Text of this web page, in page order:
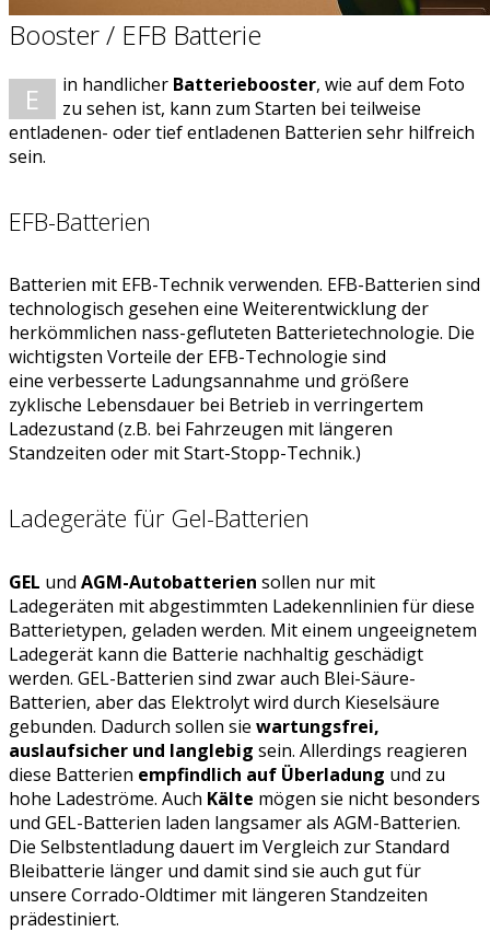
Booster / EFB Batterie
E
in handlicher Batteriebooster, wie auf dem Foto
zu sehen ist, kann zum Starten bei teilweise
entladenen- oder tief entladenen Batterien sehr hilfreich
sein.
EFB-Batterien
Batterien mit EFB-Technik verwenden. EFB-Batterien sind
technologisch gesehen eine Weiterentwicklung der
herkömmlichen nass-gefluteten Batterietechnologie. Die
wichtigsten Vorteile der EFB-Technologie sind
eine verbesserte Ladungsannahme und größere
zyklische Lebensdauer bei Betrieb in verringertem
Ladezustand (z.B. bei Fahrzeugen mit längeren
Standzeiten oder mit Start-Stopp-Technik.)
Ladegeräte für Gel-Batterien
GEL und AGM-Autobatterien sollen nur mit
Ladegeräten mit abgestimmten Ladekennlinien für diese
Batterietypen, geladen werden. Mit einem ungeeignetem
Ladegerät kann die Batterie nachhaltig geschädigt
werden. GEL-Batterien sind zwar auch Blei-Säure-
Batterien, aber das Elektrolyt wird durch Kieselsäure
gebunden. Dadurch sollen sie wartungsfrei,
auslaufsicher und langlebig sein. Allerdings reagieren
diese Batterien empfindlich auf Überladung und zu
hohe Ladeströme. Auch Kälte mögen sie nicht besonders
und GEL-Batterien laden langsamer als AGM-Batterien.
Die Selbstentladung dauert im Vergleich zur Standard
Bleibatterie länger und damit sind sie auch gut für
unsere Corrado-Oldtimer mit längeren Standzeiten
prädestiniert.